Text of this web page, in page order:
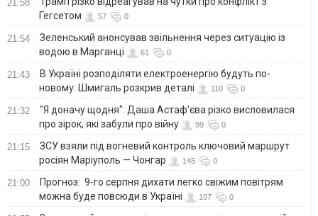
21:58
Гегсетом
57 0
21:54
Зеленський анонсував звільнення через ситуацію із
водою в Марганці
61 0
21:43
В Україні розподіляти електроенергію будуть по-
новому: Шмигаль розкрив деталі
110 0
21:32
"Я доначу щодня": Даша Астаф'єва різко висловилася
про зірок, які забули про війну
99 0
21:15
ЗСУ взяли під вогневий контроль ключовий маршрут
росіян Маріуполь — Чонгар
145 0
21:00
Прогноз: 9-го серпня дихати легко свіжим повітрям
можна буде повсюди в Україні
107 0